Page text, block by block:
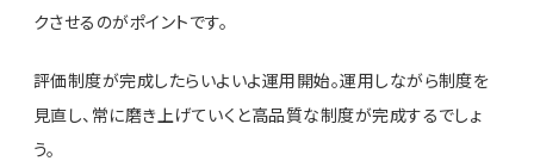
クさせるのがポイントです。
評価制度が完成したらいよいよ運用開始。運用しながら制度を
見直し、常に磨き上げていくと高品質な制度が完成するでしょ
う。